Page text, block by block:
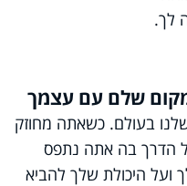
לך.
בעולם. כשאתה מחוזק
הדרך בה אתה נתפס
ועל היכולת שלך להביא